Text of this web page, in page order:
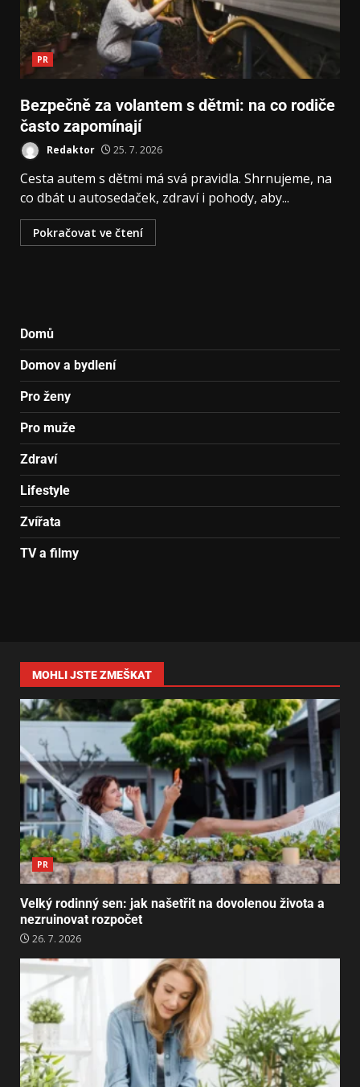
PR
Bezpečně za volantem s dětmi: na co rodiče
často zapomínají
Redaktor 25. 7. 2026
Cesta autem s dětmi má svá pravidla. Shrnujeme, na
co dbát u autosedaček, zdraví i pohody, aby...
Pokračovat ve čtení
Domů
Domov a bydlení
Pro ženy
Pro muže
Zdraví
Lifestyle
Zvířata
TV a filmy
MOHLI JSTE ZMEŠKAT
PR
Velký rodinný sen: jak našetřit na dovolenou života a
nezruinovat rozpočet
26. 7. 2026